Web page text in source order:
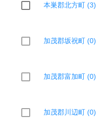
本巣郡北方町 (3)
加茂郡坂祝町 (0)
加茂郡富加町 (0)
加茂郡川辺町 (0)